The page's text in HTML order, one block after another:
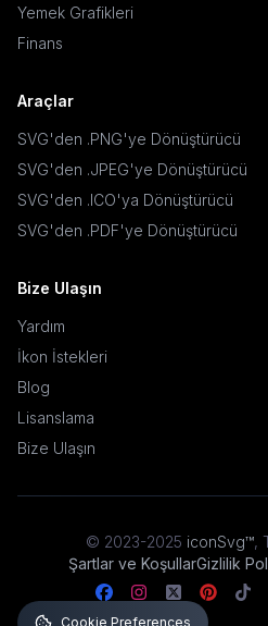
Yemek Grafikleri
Finans
Araçlar
SVG'den .PNG'ye Dönüştürücü
SVG'den .JPEG'ye Dönüştürücü
SVG'den .ICO'ya Dönüştürücü
SVG'den .PDF'ye Dönüştürücü
Bize Ulaşın
Yardım
İkon İstekleri
Blog
Lisanslama
Bize Ulaşın
© 2023-2025 iconSvg™,
Şartlar ve KoşullarGizlilik
Cookie Preferences